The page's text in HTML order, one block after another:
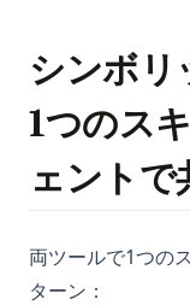
シンボリ
1つのス
ェントで
両ツールで1つの
ターン：